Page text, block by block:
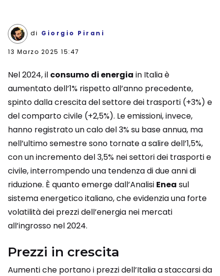
di Giorgio Pirani
13 Marzo 2025 15:47
Nel 2024, il consumo di energia in Italia è
aumentato dell’1% rispetto all’anno precedente,
spinto dalla crescita del settore dei trasporti (+3%) e
del comparto civile (+2,5%). Le emissioni, invece,
hanno registrato un calo del 3% su base annua, ma
nell’ultimo semestre sono tornate a salire dell’1,5%,
con un incremento del 3,5% nei settori dei trasporti e
civile, interrompendo una tendenza di due anni di
riduzione. È quanto emerge dall’Analisi Enea sul
sistema energetico italiano, che evidenzia una forte
volatilità dei prezzi dell’energia nei mercati
all’ingrosso nel 2024.
Prezzi in crescita
Aumenti che portano i prezzi dell’Italia a staccarsi da